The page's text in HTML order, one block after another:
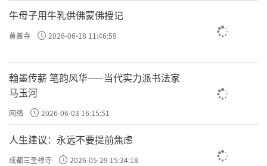
牛母子用牛乳供佛蒙佛授记
黄盖寺 2026-06-18 11:46:59
翰墨传薪 笔韵风华——当代实力派书法家
马玉河
网络 2026-06-03 16:15:51
人生建议：永远不要提前焦虑
成都三圣禅寺 2026-05-29 15:34:18